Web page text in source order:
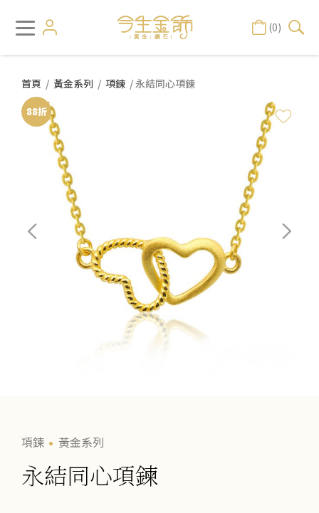
(0)
首頁 / 黃金系列 / 項鍊 / 永結同心項鍊
88折
項鍊 黃金系列
永結同心項鍊